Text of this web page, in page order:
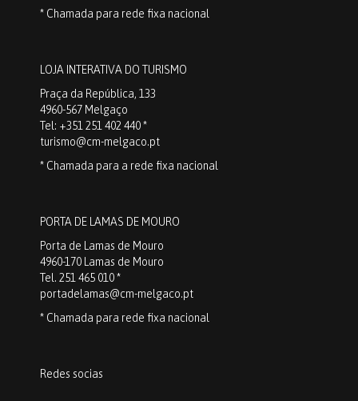
* Chamada para rede fixa nacional
LOJA INTERATIVA DO TURISMO
Praça da República, 133
4960-567 Melgaço
Tel: +351 251 402 440 *
turismo@cm-melgaco.pt
* Chamada para a rede fixa nacional
PORTA DE LAMAS DE MOURO
Porta de Lamas de Mouro
4960-170 Lamas de Mouro
Tel. 251 465 010 *
portadelamas@cm-melgaco.pt
* Chamada para rede fixa nacional
Redes socias